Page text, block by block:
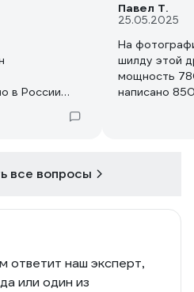
в России
Павел Т.
25.05.2025
На
шилду этой
мощность
написано
все вопросы
ответит наш эксперт,
или один из